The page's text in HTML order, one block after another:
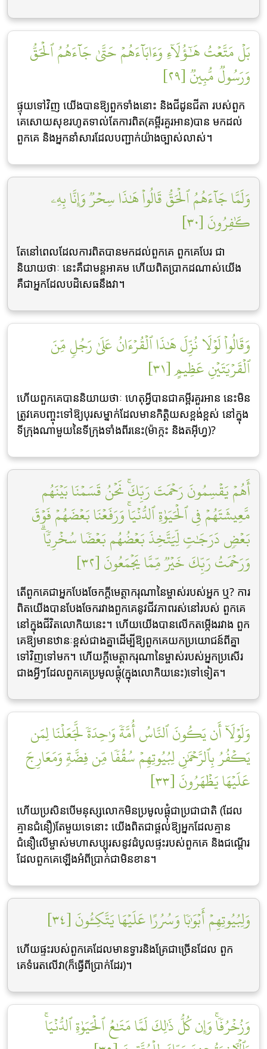
بَلۡ مَتَّعۡتُ هَٰٓؤُلَآءِ وَءَابَآءَهُمۡ حَتَّىٰ جَآءَهُمُ ٱلۡحَقُّ
وَرَسُولٞ مُّبِينٞ [٢٩]
ផ្ទុយទៅវិញ យើងបានឱ្យពួកទាំងនោះ និងជីដូនជីតា របស់ពួក
គេសោយសុខរហូតទាល់តែការពិត(គម្ពីរគួរអាន)បាន មកដល់
ពួកគេ និងអ្នកនាំសារដែលបញ្ជាក់យ៉ាងច្បាស់លាស់។
وَلَمَّا جَآءَهُمُ ٱلۡحَقُّ قَالُواْ هَٰذَا سِحۡرٞ وَإِنَّا بِهِۦ
كَٰفِرُونَ [٣٠]
តែនៅពេលដែលការពិតបានមកដល់ពួកគេ ពួកគេបែរ ជា
និយាយថាៈ នេះគឺជាមន្ដអាគម ហើយពិតប្រាកដណាស់យើង
គឺជាអ្នកដែលបដិសេធនឹងវា។
وَقَالُواْ لَوۡلَا نُزِّلَ هَٰذَا ٱلۡقُرۡءَانُ عَلَىٰ رَجُلٖ مِّنَ
ٱلۡقَرۡيَتَيۡنِ عَظِيمٍ [٣١]
ហើយពួកគេបាននិយាយថាៈ ហេតុអ្វីបានជាគម្ពីរគួរអាន នេះមិន
ត្រូវគេបញ្ចុះទៅឱ្យបុរសម្នាក់ដែលមានកិត្ដិយសខ្ពង់ខ្ពស់ នៅក្នុង
ទីក្រុងណាមួយនៃទីក្រុងទាំងពីរនេះ(ម៉ាក្កះ និងតអ៊ីហ្វ)?
أَهُمۡ يَقۡسِمُونَ رَحۡمَتَ رَبِّكَۚ نَحۡنُ قَسَمۡنَا بَيۡنَهُم
مَّعِيشَتَهُمۡ فِي ٱلۡحَيَوٰةِ ٱلدُّنۡيَاۚ وَرَفَعۡنَا بَعۡضَهُمۡ فَوۡقَ
بَعۡضٖ دَرَجَٰتٖ لِّيَتَّخِذَ بَعۡضُهُم بَعۡضٗا سُخۡرِيّٗاۗ
وَرَحۡمَتُ رَبِّكَ خَيۡرٞ مِّمَّا يَجۡمَعُونَ [٣٢]
តើពួកគេជាអ្នកបែងចែកក្ដីមេត្ដាករុណានៃម្ចាស់របស់អ្នក ឬ? ការ
ពិតយើងបានបែងចែករវាងពួកគេនូវជីវភាពរស់នៅរបស់ ពួកគេ
នៅក្នុងជីវិតលោកិយនេះ។ ហើយយើងបានលើកតម្កើងរវាង ពួក
គេឱ្យមានឋានៈខ្ពស់ជាងគ្នាដើម្បីឱ្យពួកគេយកប្រយោជន៍ពីគ្នា
ទៅវិញទៅមក។ ហើយក្ដីមេត្ដាករុណានៃម្ចាស់របស់អ្នកប្រសើរ
ជាងអ្វីៗដែលពួកគេប្រមូលផ្ដុំ(ក្នុងលោកិយនេះ)ទៅទៀត។
وَلَوۡلَآ أَن يَكُونَ ٱلنَّاسُ أُمَّةٗ وَٰحِدَةٗ لَّجَعَلۡنَا لِمَن
يَكۡفُرُ بِٱلرَّحۡمَٰنِ لِبُيُوتِهِمۡ سُقُفٗا مِّن فِضَّةٖ وَمَعَارِجَ
عَلَيۡهَا يَظۡهَرُونَ [٣٣]
ហើយប្រសិនបើមនុស្សលោកមិនប្រមូលផ្ដុំជាប្រជាជាតិ (ដែល
គ្មានជំនឿ)តែមួយទេនោះ យើងពិតជាផ្ដល់ឱ្យអ្នកដែលគ្មាន
ជំនឿលើម្ចាស់មហាសប្បុរសនូវដំបូលផ្ទះរបស់ពួកគេ និងជណ្ដើរ
ដែលពួកគេឡើងអំពីប្រាក់ជាមិនខាន។
وَلِبُيُوتِهِمۡ أَبۡوَٰبٗا وَسُرُرًا عَلَيۡهَا يَتَّكِـُٔونَ [٣٤]
ហើយផ្ទះរបស់ពួកគេដែលមានទ្វារនិងគ្រែជាច្រើនដែល ពួក
គេទំរេតលើវា(ក៏ធ្វើពីប្រាក់ដែរ)។
وَزُخۡرُفٗاۚ وَإِن كُلُّ ذَٰلِكَ لَمَّا مَتَٰعُ ٱلۡحَيَوٰةِ ٱلدُّنۡيَاۚ